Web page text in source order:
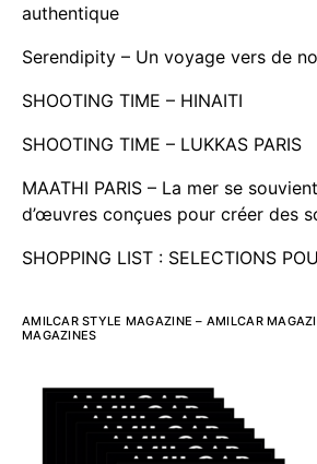
authentique
Serendipity – Un voyage vers de
SHOOTING TIME – HINAITI
SHOOTING TIME – LUKKAS PARIS
MAATHI PARIS – La mer se
d’œuvres conçues pour créer des
SHOPPING LIST : SELECTIONS
AMILCAR STYLE MAGAZINE – AMILCAR
MAGAZINES